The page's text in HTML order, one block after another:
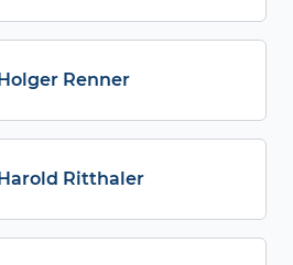
Renner
Ritthaler